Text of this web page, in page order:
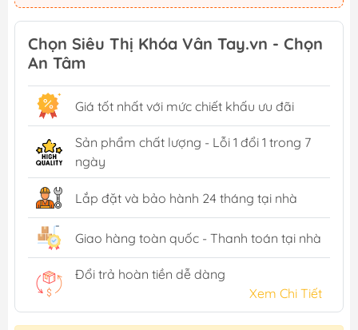
Chọn Siêu Thị Khóa Vân Tay.vn - Chọn
An Tâm
Giá tốt nhất với mức chiết khấu ưu đãi
Sản phẩm chất lượng - Lỗi 1 đổi 1 trong 7
ngày
Lắp đặt và bảo hành 24 tháng tại nhà
Giao hàng toàn quốc - Thanh toán tại nhà
Đổi trả hoàn tiền dễ dàng
Xem Chi Tiết